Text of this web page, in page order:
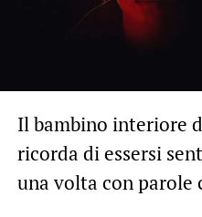
Il bambino interiore
ricorda di essersi
una volta con parole